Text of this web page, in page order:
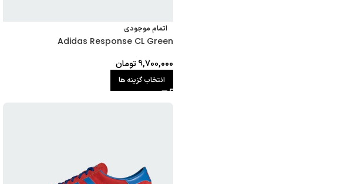
اتمام موجودی
Adidas Response CL Green
9,700,000تومان
انتخاب گزینه ها